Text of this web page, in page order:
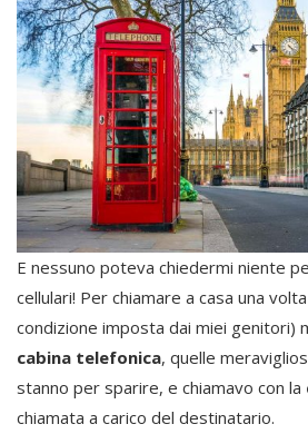
E nessuno poteva chiedermi niente
cellulari! Per chiamare a casa una
condizione imposta dai miei genitori)
cabina telefonica, quelle
stanno per sparire, e chiamavo con la
chiamata a carico del destinatario.